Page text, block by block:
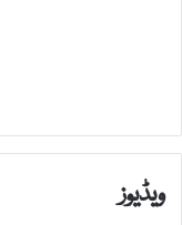
ویڈیوز